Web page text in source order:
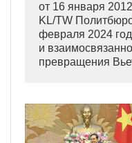
от 16 января
KL/TW
февраля 2024
и
превращения